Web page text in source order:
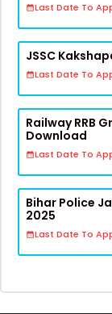
Last Date To
JSSC
Last Date To
Railway RRB
Download
Last Date To
Bihar Police
2025
Last Date To